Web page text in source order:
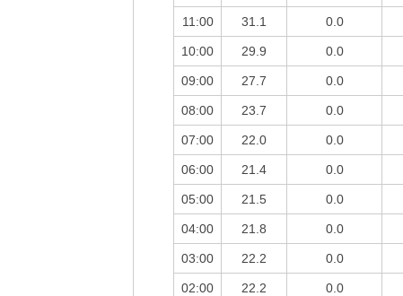
11:00 31.1 0.0
10:00 29.9 0.0
09:00 27.7 0.0
08:00 23.7 0.0
07:00 22.0 0.0
06:00 21.4 0.0
05:00 21.5 0.0
04:00 21.8 0.0
03:00 22.2 0.0
02:00 22.2 0.0